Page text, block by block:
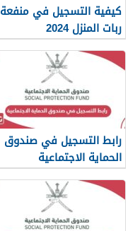
كيفية التسجيل في منفعة
ربات المنزل 2024
رابط التسجيل في صندوق
الحماية الاجتماعية
www.spf.gov.om